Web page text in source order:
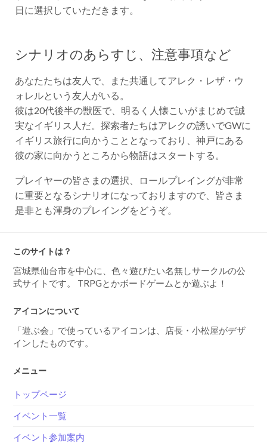
日に選択していただきます。
シナリオのあらすじ、注意事項など
あなたたちは友人で、また共通してアレク・レザ・ウ
ォレルという友人がいる。
彼は20代後半の獣医で、明るく人懐こいがまじめで誠
実なイギリス人だ。探索者たちはアレクの誘いでGWに
イギリス旅行に向かうこととなっており、神戸にある
彼の家に向かうところから物語はスタートする。
プレイヤーの皆さまの選択、ロールプレイングが非常
に重要となるシナリオになっておりますので、皆さま
是非とも渾身のプレイングをどうぞ。
このサイトは？
宮城県仙台市を中心に、色々遊びたい名無しサークルの公
式サイトです。 TRPGとかボードゲームとか遊ぶよ！
アイコンについて
「遊ぶ会」で使っているアイコンは、店長・小松屋がデザ
インしたものです。
メニュー
トップページ
イベント一覧
イベント参加案内